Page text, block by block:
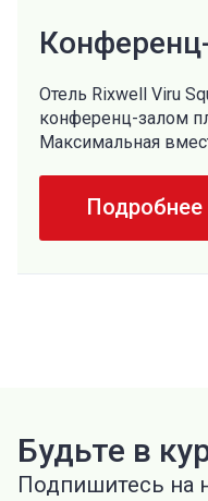
Отель Rixwell Viru
конференц-залом
Максимальная
Подробнее
Будьте в
Подпишитесь на